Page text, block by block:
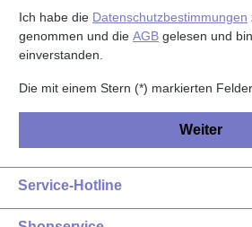
Ich habe die Datenschutzbestimmungen
genommen und die AGB gelesen und
einverstanden.
Die mit einem Stern (*) markierten
Weiter
Service-Hotline